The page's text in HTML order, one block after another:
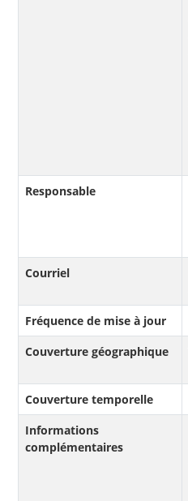
Responsable
Courriel
Fréquence de mise à jour
Couverture géographique
Couverture temporelle
Informations
complémentaires